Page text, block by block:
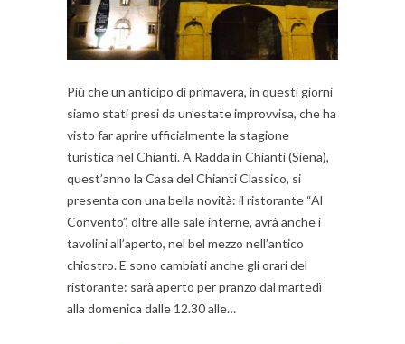
Più che un anticipo di primavera, in questi giorni
siamo stati presi da un’estate improvvisa, che ha
visto far aprire ufficialmente la stagione
turistica nel Chianti. A Radda in Chianti (Siena),
quest’anno la Casa del Chianti Classico, si
presenta con una bella novità: il ristorante “Al
Convento”, oltre alle sale interne, avrà anche i
tavolini all’aperto, nel bel mezzo nell’antico
chiostro. E sono cambiati anche gli orari del
ristorante: sarà aperto per pranzo dal martedì
alla domenica dalle 12.30 alle…